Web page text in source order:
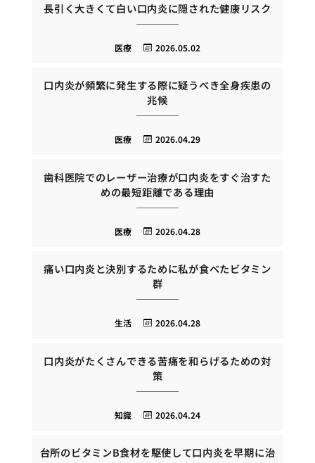
長引く大きくて白い口内炎に隠された健康リスク
2026.05.02
医療
口内炎が頻繁に発生する際に疑うべき全身疾患の
兆候
2026.04.29
医療
歯科医院でのレーザー治療が口内炎をすぐ治すた
めの最短距離である理由
2026.04.28
医療
痛い口内炎と決別するために私が食べたビタミン
群
2026.04.28
生活
口内炎がたくさんできる苦痛を和らげるための対
策
2026.04.24
知識
台所のビタミンB食材を駆使して口内炎を早期に治